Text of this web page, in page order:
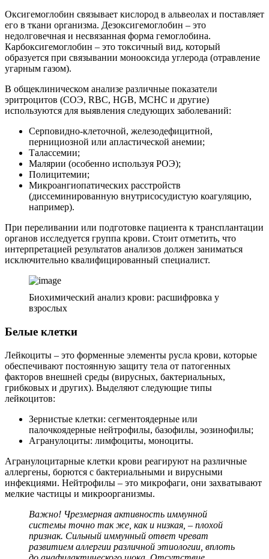
Оксигемоглобин связывает кислород в альвеолах и поставляет
его в ткани организма. Дезоксигемоглобин – это
недолговечная и несвязанная форма гемоглобина.
Карбоксигемоглобин – это токсичный вид, который
образуется при связывании монооксида углерода (отравление
угарным газом).
В общеклиническом анализе различные показатели
эритроцитов (СОЭ, RBC, HGB, MCHC и другие)
используются для выявления следующих заболеваний:
Серповидно-клеточной, железодефицитной,
пернициозной или апластической анемии;
Талассемии;
Малярии (особенно используя РОЭ);
Полицитемии;
Микроангиопатических расстройств
(диссеминированную внутрисосудистую коагуляцию,
например).
При переливании или подготовке пациента к трансплантации
органов исследуется группа крови. Стоит отметить, что
интерпретацией результатов анализов должен заниматься
исключительно квалифицированный специалист.
Биохимический анализ крови: расшифровка у
взрослых
Белые клетки
Лейкоциты – это форменные элементы русла крови, которые
обеспечивают постоянную защиту тела от патогенных
факторов внешней среды (вирусных, бактериальных,
грибковых и других). Выделяют следующие типы
лейкоцитов:
Зернистые клетки: сегментоядерные или
палочкоядерные нейтрофилы, базофилы, эозинофилы;
Агранулоциты: лимфоциты, моноциты.
Агранулоцитарные клетки крови реагируют на различные
аллергены, борются с бактериальными и вирусными
инфекциями. Нейтрофилы – это микрофаги, они захватывают
мелкие частицы и микроорганизмы.
Важно! Чрезмерная активность иммунной
системы точно так же, как и низкая, – плохой
признак. Сильный иммунный ответ чреват
развитием аллергии различной этиологии, вплоть